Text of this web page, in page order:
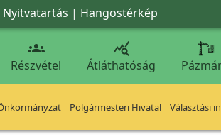
Nyitvatartás | Hangostérkép

Részvétel

Átláthatóság
Polgármesteri Hivatal Választási